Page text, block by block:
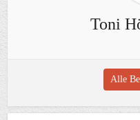
Toni
Alle